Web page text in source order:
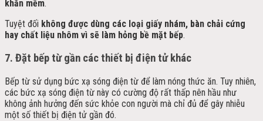
khăn mềm.
Tuyệt đối không được dùng các loại giấy nhám, bàn chải cứng
hay chất liệu nhôm vì sẽ làm hỏng bề mặt bếp.
7. Đặt bếp từ gần các thiết bị điện tử khác
Bếp từ sử dụng bức xạ sóng điện từ để làm nóng thức ăn. Tuy nhiên,
các bức xạ sóng điện từ này có cường độ rất thấp nên hầu như
không ảnh hưởng đến sức khỏe con người mà chỉ đủ để gây nhiễu
một số thiết bị điện tử gần đó.